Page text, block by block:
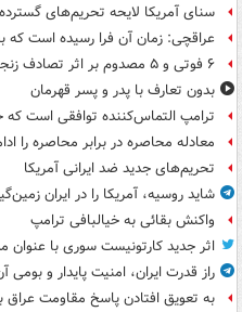
سنای آمریکا لایحه تحریم‌های
عراقچی: زمان آن فرا رسیده است که
۶ فوتی و ۵ مصدوم بر اثر تصادف زنجیره‌ای
بدون تعارف با پدر و پسر قهرمان
ترامپ التماس‌کننده توافقی است که
معادله محاصره در برابر محاصره را
تحریم‌های جدید ضد ایرانی آمریکا
شاید روسیه، آمریکا را در ایران
واکنش بقائی به خیالبافی ترامپ
اثر جدید کارتونیست سوری با عنوان
راز قدرت ایران، امنیت پایدار و
به تعویق افتادن پاسخ مقاومت عراق